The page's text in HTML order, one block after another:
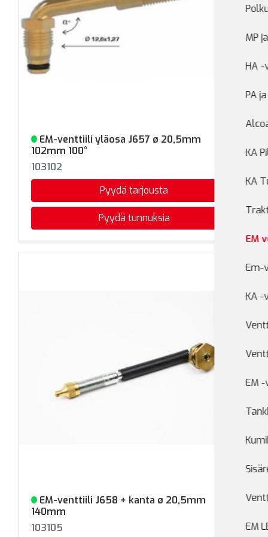
Varastossa
EM-venttiili yläosa J657 ø 20,5mm
102mm 100°
103102
Pyydä tarjousta
Pyydä tunnuksia
Varastossa
EM-venttiili J658 + kanta ø 20,5mm
140mm
103105
MP
HA
PA
KA
KA
EM
Em-
KA -
EM
EM